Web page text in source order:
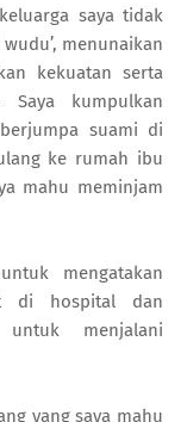
saya tidak
menunaikan
kekuatan serta
kumpulkan
suami di
ke rumah ibu
mahu meminjam
mengatakan
di hospital dan
menjalani
yang saya mahu